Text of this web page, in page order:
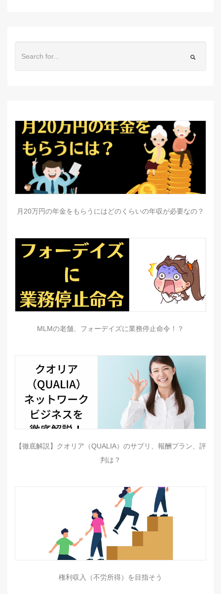
月20万円の年金をもらうにはどのくらいの年収が必要なの？
MLMの老舗、フォーデイズに業務停止命令！？
【徹底解説】クオリア（QUALIA）のサプリ、報酬プラン、評
判は？
権利収入（不労所得）を目指そう